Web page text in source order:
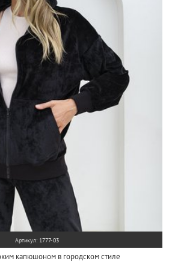
Артикул: 1777-03
капюшоном в городском стиле